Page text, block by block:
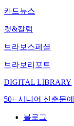
카드뉴스
컷&칼럼
브라보스페셜
브라보리포트
DIGITAL LIBRARY
50+ 시니어 신춘문예
블로그